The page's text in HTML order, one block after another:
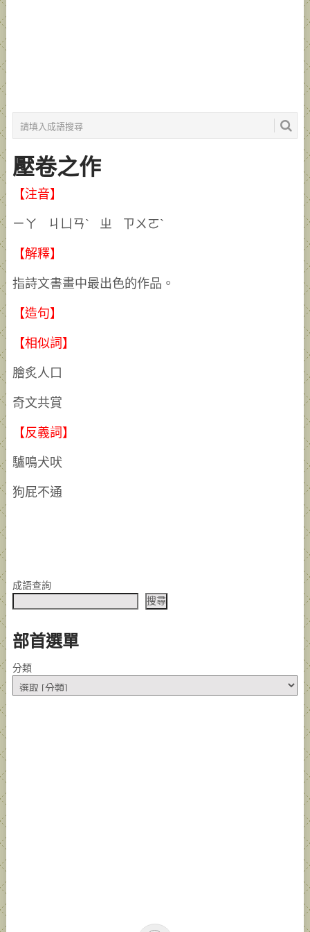
壓卷之作
【注音】
ㄧㄚ ㄐㄩㄢˋ ㄓ ㄗㄨㄛˋ
【解釋】
指詩文書畫中最出色的作品。
【造句】
【相似詞】
膾炙人口
奇文共賞
【反義詞】
驢鳴犬吠
狗屁不通
成語查詢
搜尋
部首選單
分類